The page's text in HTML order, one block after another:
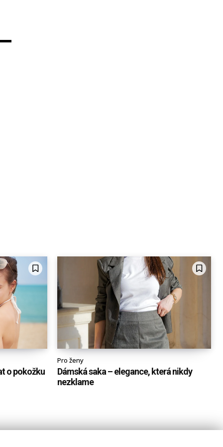
o pokožku
Pro ženy
Dámská saka – elegance, která nikdy
nezklame